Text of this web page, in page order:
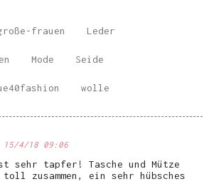
frauen Leder
Mode Seide
wolle
15/4/18 09:06
sehr tapfer! Tasche und Mütze
toll zusammen, ein sehr hübsches